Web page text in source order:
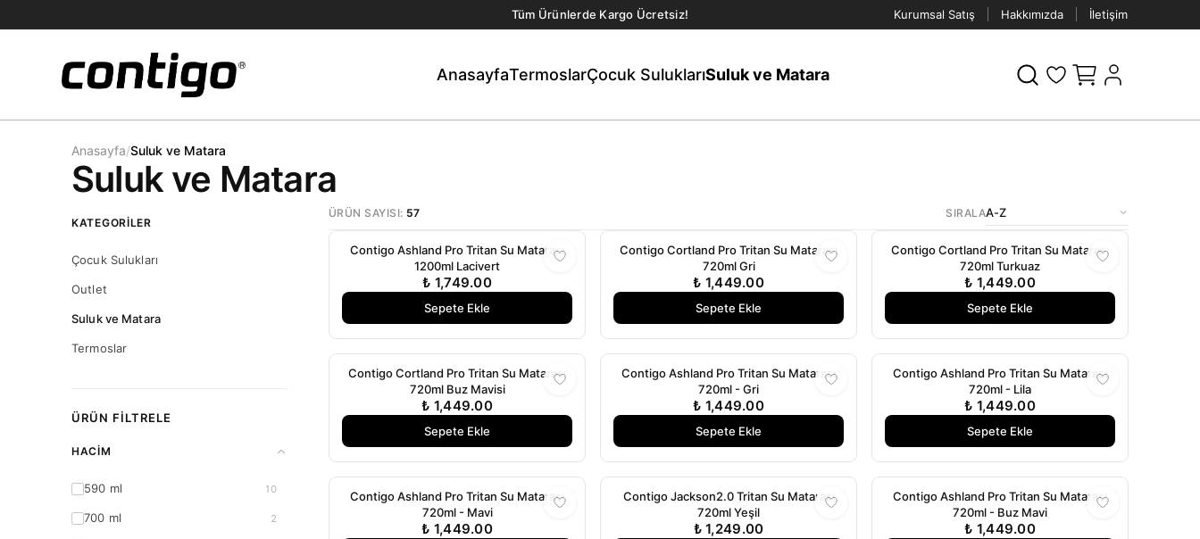
Tüm Ürünlerde Kargo Ücretsiz! Kurumsal Satış Hakkımızda İletişim
AnasayfaTermoslarÇocuk SuluklarıSuluk ve Matara
Anasayfa/Suluk ve Matara
Suluk ve Matara
KATEGORILER
Çocuk Sulukları
Outlet
Suluk ve Matara
Termoslar
ÜRÜN FILTRELE
HACIM
590 ml 10
700 ml 2
ÜRÜN SAYISI: 57 SIRALA
Contigo Ashland Pro Tritan Su Matarası
1200ml Lacivert
₺ 1,749.00
Sepete Ekle
Contigo Cortland Pro Tritan Su Matarası
720ml Gri
₺ 1,449.00
Sepete Ekle
Contigo Cortland Pro Tritan Su Matarası
720ml Turkuaz
₺ 1,449.00
Sepete Ekle
Contigo Cortland Pro Tritan Su Matarası
720ml Buz Mavisi
₺ 1,449.00
Sepete Ekle
Contigo Ashland Pro Tritan Su Matarası
720ml - Gri
₺ 1,449.00
Sepete Ekle
Contigo Ashland Pro Tritan Su Matarası
720ml - Lila
₺ 1,449.00
Sepete Ekle
Contigo Ashland Pro Tritan Su Matarası
720ml - Mavi
₺ 1,449.00
Contigo Jackson2.0 Tritan Su Matarası
720ml Yeşil
₺ 1,249.00
Contigo Ashland Pro Tritan Su Matarası
720ml - Buz Mavi
₺ 1,449.00